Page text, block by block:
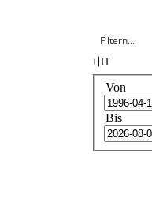
Von
Bis